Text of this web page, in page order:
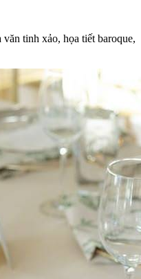
văn tinh xảo, họa tiết baroque,